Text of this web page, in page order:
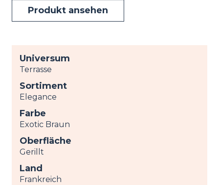
Produkt ansehen
Universum
Terrasse
Sortiment
Elegance
Farbe
Exotic Braun
Oberfläche
Gerillt
Land
Frankreich